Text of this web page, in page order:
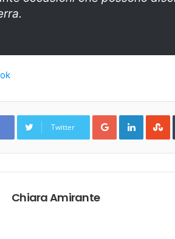
Twitter
Google+LinkedIn
Chiara Amirante